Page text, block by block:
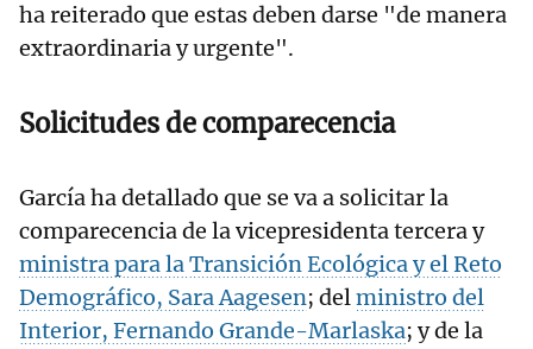
ha reiterado que estas deben darse "de manera
extraordinaria y urgente".
Solicitudes de comparecencia
García ha detallado que se va a solicitar la
comparecencia de la vicepresidenta tercera y
ministra para la Transición Ecológica y el Reto
Demográfico, Sara Aagesen; delministro del
Interior, Fernando Grande-Marlaska; y de la